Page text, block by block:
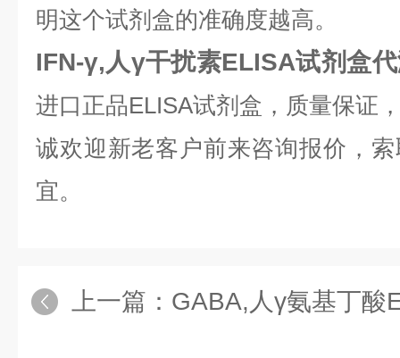
明这个试剂盒的准确度越高。
IFN-γ,人γ干扰素ELISA试剂盒
进口正品ELISA试剂盒，质量保证
诚欢迎新老客户前来咨询报价，
宜。
上一篇： GABA,人γ氨基丁酸